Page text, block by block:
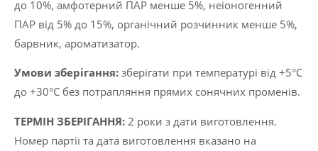
до 10%, амфотерний ПАР менше 5%, неіоногенний
ПАР від 5% до 15%, органічний розчинник менше 5%,
барвник, ароматизатор.
Умови зберігання: зберігати при температурі від +5°C
до +30°C без потрапляння прямих сонячних променів.
ТЕРМІН ЗБЕРІГАННЯ: 2 роки з дати виготовлення.
Номер партії та дата виготовлення вказано на